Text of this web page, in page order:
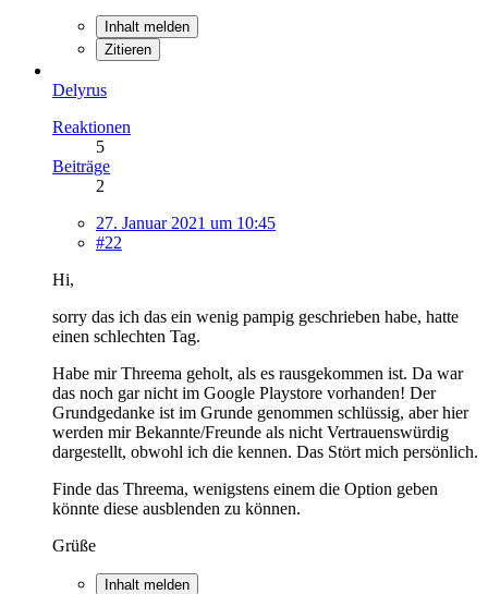
Inhalt melden
Zitieren
Delyrus
Reaktionen
5
Beiträge
2
27. Januar 2021 um 10:45
#22
Hi,
sorry das ich das ein wenig pampig geschrieben habe, hatte
einen schlechten Tag.
Habe mir Threema geholt, als es rausgekommen ist. Da war
das noch gar nicht im Google Playstore vorhanden! Der
Grundgedanke ist im Grunde genommen schlüssig, aber hier
werden mir Bekannte/Freunde als nicht Vertrauenswürdig
dargestellt, obwohl ich die kennen. Das Stört mich persönlich.
Finde das Threema, wenigstens einem die Option geben
könnte diese ausblenden zu können.
Grüße
Inhalt melden